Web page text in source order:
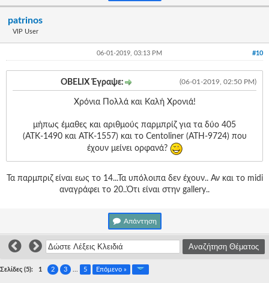
patrinos
VIP User
#10
06-01-2019, 03:13 PM
(06-01-2019, 02:50 PM)
OBELIX Έγραψε:
Χρόνια Πολλά και Καλή Χρονιά!
μήπως έμαθες και αριθμούς παρμπρίζ για τα δύο 405
(ΑΤΚ-1490 και ΑΤΚ-1557) και το Centoliner (ATH-9724) που
έχουν μείνει ορφανά?
Τα παρμπριζ είναι εως το 14...Τα υπόλοιπα δεν έχουν.. Αν και το midi
αναγράφει το 20..Ότι είναι στην gallery..
Απάντηση
Σελίδες (5): 1 2 3 5 Επόμενο »